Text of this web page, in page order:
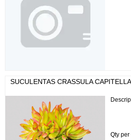
SUCULENTAS CRASSULA